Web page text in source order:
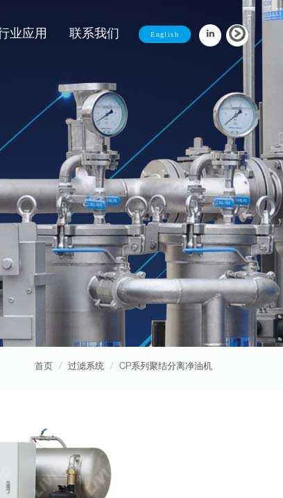
业应用 联系我们 English
首页 过滤系统 CP系列聚结分离净油机